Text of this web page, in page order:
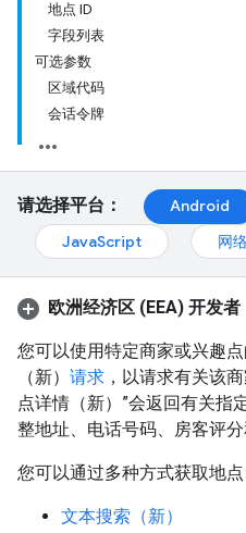
地点 ID
字段列表
可选参数
区域代码
会话令牌
请选择平台： Android
JavaScript
网
欧洲经济区 (EEA) 开发者
您可以使用特定商家或兴趣
（新） 请求 ，以请求有关该
点详情（新）”会返回有关指
整地址、电话号码、房客评分
您可以通过多种方式获取地点
文本搜索（新）